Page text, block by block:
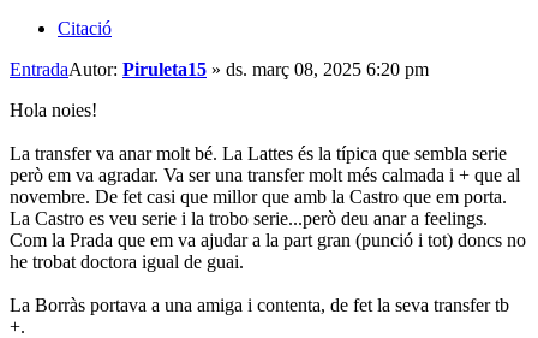
Citació
EntradaAutor: Piruleta15 » ds. març 08, 2025 6:20 pm
Hola noies!
La transfer va anar molt bé. La Lattes és la típica que sembla serie
però em va agradar. Va ser una transfer molt més calmada i + que al
novembre. De fet casi que millor que amb la Castro que em porta.
La Castro es veu serie i la trobo serie...però deu anar a feelings.
Com la Prada que em va ajudar a la part gran (punció i tot) doncs no
he trobat doctora igual de guai.
La Borràs portava a una amiga i contenta, de fet la seva transfer tb
+.